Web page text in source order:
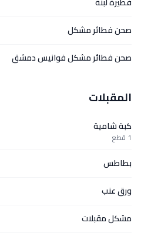
صحن فطائر مشكل
صحن فطائر مشكل فوانيس دمشق
المقبلات
كبة شامية
1 قطع
بطاطس
ورق عنب
مشكل مقبلات